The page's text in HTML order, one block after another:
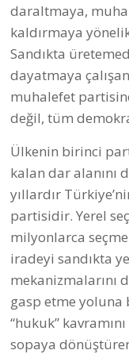
daraltmaya,
kaldırmaya
Sandıkta
dayatmaya
muhalefet
değil, tüm
Ülkenin birinci
kalan dar alanını
yıllardır
partisidir. Yerel
milyonlarca
iradeyi sandıkta
mekanizmalarını
gasp etme yoluna
“hukuk”
sopaya